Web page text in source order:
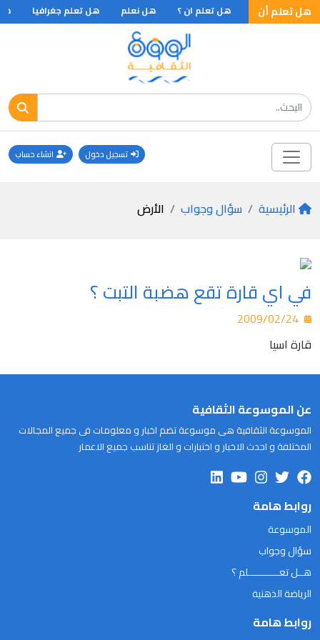
هل تعلم أن
من الصوف هل تعلم ان ؟ هل نعلم هل تعلم جغرافيا
تسجيل دخول انشاء حساب
الرئيسية سؤال وجواب الأرض
في اي قارة تقع هضبة التبت ؟
قارة اسيا
عن الموسوعة الثقافية
الموسوعة الثقافية هى موسوعة تضم اخبار و معلومات فى جميع المجالات
المختلفة و احدث الاخبار و اختبارات و الغاز تناسب جميع الاعمار
روابط هامة
الموسوعة
سؤال وجواب
هــل تعـــــــــــلم ؟
الرياضة الذهنية
روابط هامة